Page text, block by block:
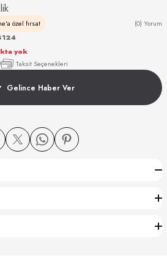
özel fırsat (0) Yorum
Taksit Seçenekleri
yok
Gelince Haber Ver